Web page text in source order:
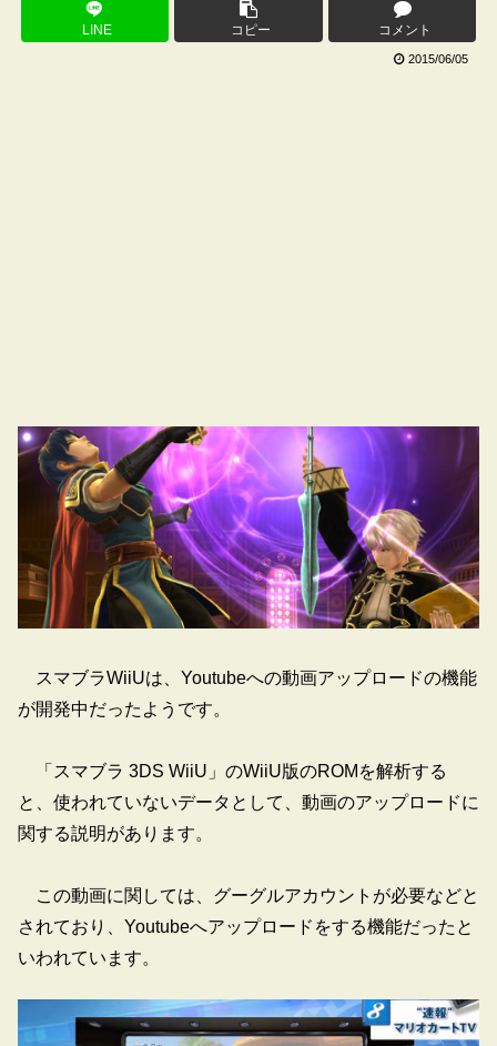
LINE コピー コメント
2015/06/05
スマブラWiiUは、Youtubeへの動画アップロードの機能
が開発中だったようです。
「スマブラ 3DS WiiU」のWiiU版のROMを解析する
と、使われていないデータとして、動画のアップロードに
関する説明があります。
この動画に関しては、グーグルアカウントが必要などと
されており、Youtubeへアップロードをする機能だったと
いわれています。